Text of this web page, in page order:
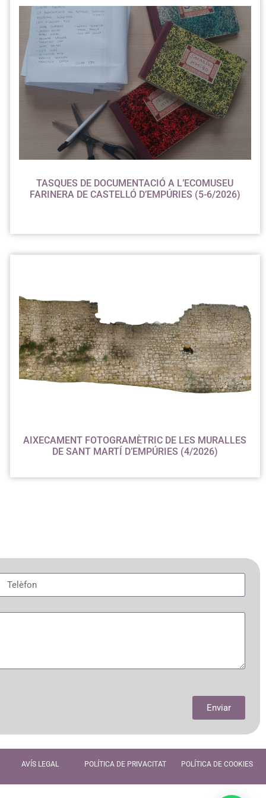
TASQUES DE DOCUMENTACIÓ A L’ECOMUSEU
FARINERA DE CASTELLÓ D’EMPÚRIES (5-6/2026)
AIXECAMENT FOTOGRAMÈTRIC DE LES MURALLES
DE SANT MARTÍ D’EMPÚRIES (4/2026)
Enviar
AVÍS LEGAL POLÍTICA DE PRIVACITAT POLÍTICA DE COOKIES